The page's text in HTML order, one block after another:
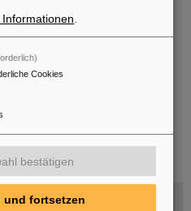
Universität Darmstadt
Cookies
bestätigen
und fortsetzen